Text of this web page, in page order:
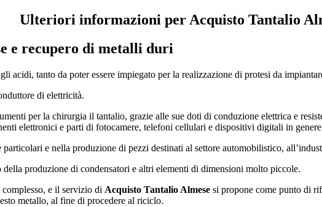
Ulteriori informazioni per Acquisto Tantalio
e recupero di metalli duri
acidi, tanto da poter essere impiegato per la realizzazione di protesi da
di elettricità.
per la chirurgia il tantalio, grazie alle sue doti di conduzione elettrica e
elettronici e parti di fotocamere, telefoni cellulari e dispositivi digitali in
e nella produzione di pezzi destinati al settore automobilistico,
produzione di condensatori e altri elementi di dimensioni molto piccole.
e il servizio di Acquisto Tantalio Almese si propone come punto di
metallo, al fine di procedere al riciclo.